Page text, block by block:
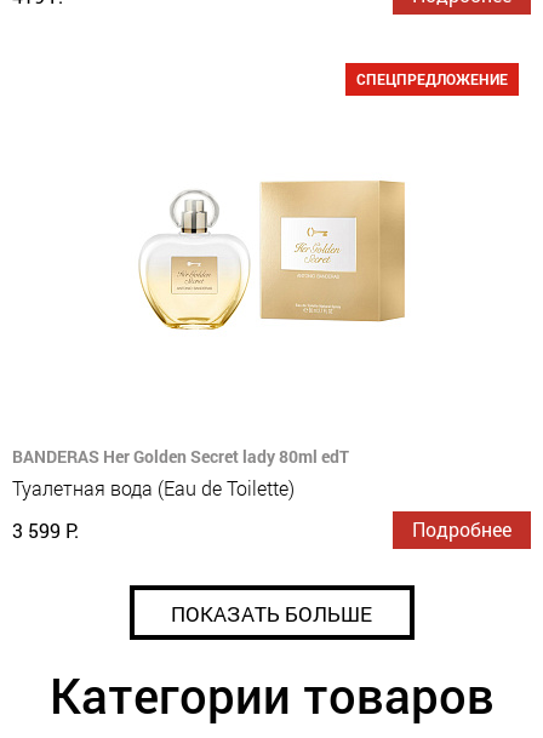
СПЕЦПРЕДЛОЖЕНИЕ
BANDERAS Her Golden Secret lady 80ml edT
Туалетная вода (Eau de Toilette)
3 599 Р.
Подробнее
ПОКАЗАТЬ БОЛЬШЕ
Категории товаров